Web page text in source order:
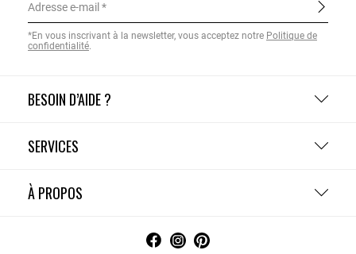
BESOIN D’AIDE ?
SERVICES
À PROPOS
Adresse e-mail
*En vous inscrivant à la newsletter, vous acceptez notre Politique de
confidentialité.